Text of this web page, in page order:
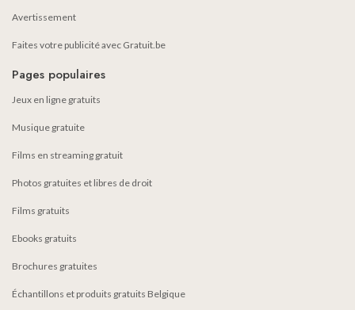
Avertissement
Faites votre publicité avec Gratuit.be
Pages populaires
Jeux en ligne gratuits
Musique gratuite
Films en streaming gratuit
Photos gratuites et libres de droit
Films gratuits
Ebooks gratuits
Brochures gratuites
Échantillons et produits gratuits Belgique